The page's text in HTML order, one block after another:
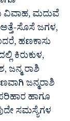
ವಿವಾಹ, ಮದುವೆ
ಸೊಸೆ ಜಗಳ,
ಹಣಕಾಸು
ಕಿರುಕುಳ,
ಜನ್ಮ ರಾಶಿ
ಜನ್ಮರಾಶಿ
ಹಾಗೂ
ಸಮಸ್ಯೆಗಳ